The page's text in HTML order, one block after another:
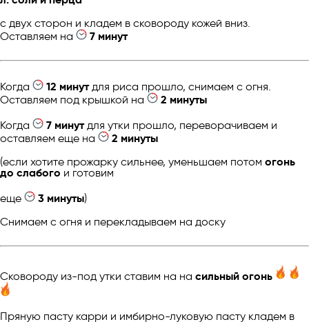
с двух сторон и кладем в сковороду кожей вниз.
Оставляем на
7 минут
Когда 12 минутдля риса прошло, снимаем с огня.
Оставляем под крышкой на
2 минуты
Когда
7 минутдля утки прошло, переворачиваем и
оставляем еще на
2 минуты
(если хотите прожарку сильнее, уменьшаем потом огонь
до слабого и готовим
еще
3 минуты)
Снимаем с огня и перекладываем на доску
Сковороду из-под утки ставим на на сильный огонь
Пряную пасту карри и имбирно-луковую пасту кладем в